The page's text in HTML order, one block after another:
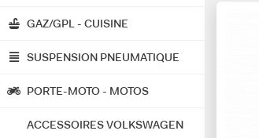
GAZ/GPL - CUISINE
SUSPENSION PNEUMATIQUE
PORTE-MOTO - MOTOS
ACCESSOIRES VOLKSWAGEN